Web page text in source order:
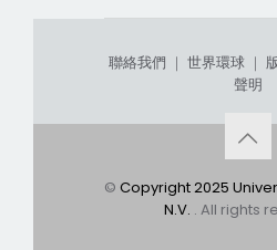
聯絡我們 ｜ 世界環球 ｜
聲明
© Copyright 2025
N.V. . All rights